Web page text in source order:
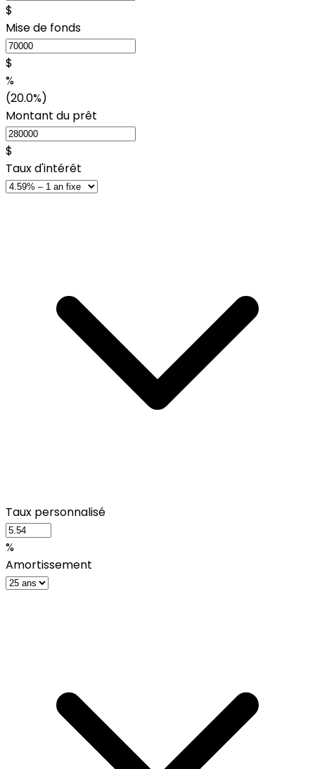
$
Mise de fonds
$
%
(20.0%)
Montant du prêt
$
Taux d'intérêt
Taux personnalisé
%
Amortissement